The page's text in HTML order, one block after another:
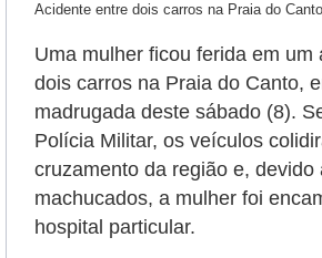
Acidente entre dois carros na Praia do Canto
Uma mulher ficou ferida em um
dois carros na Praia do Canto,
madrugada deste sábado (8).
Polícia Militar, os veículos
cruzamento da região e, devido
machucados, a mulher foi
hospital particular.